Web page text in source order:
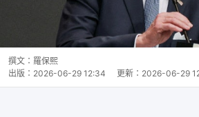
撰文： 羅保熙
出版： 2026-06-29 12:34 更新： 2026-06-29